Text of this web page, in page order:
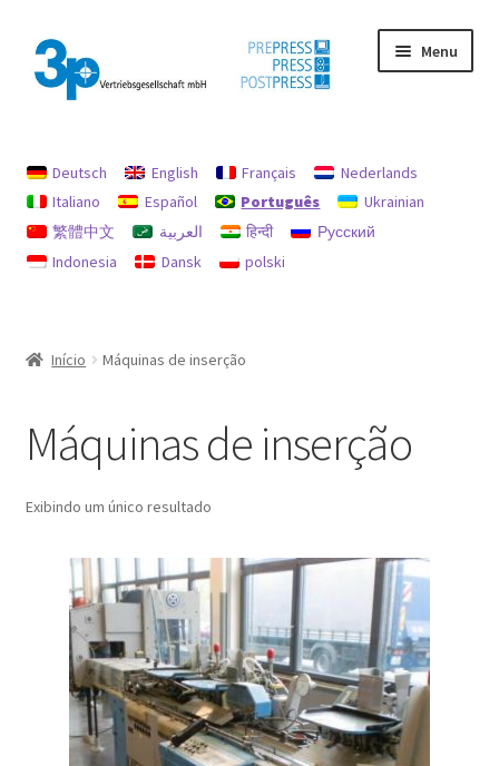
Pular
para
navegação
Pular
para
conteúdo
Menu
imprimir
máquinas usadas
Proteção de dados
Deutsch English Français
Nederlands
Italiano
Español Português
Ukrainian
繁體中文
العربية हिन्दी
Русский
Indonesia
Dansk polski
Início Máquinas de inserção
Máquinas de inserção
Exibindo um único resultado